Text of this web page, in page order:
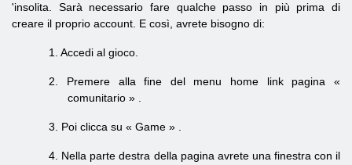
'insolita. Sarà necessario fare qualche passo in più prima di
creare il proprio account. E così, avrete bisogno di:
1.Accedi al gioco.
2. Premere alla fine del menu home link pagina «
comunitario»
3. Poi clicca su « Game»
4. Nella parte destra della pagina avrete una finestra con il